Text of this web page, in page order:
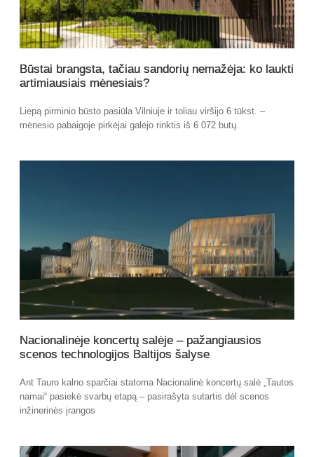
Būstai brangsta, tačiau sandorių nemažėja: ko laukti
artimiausiais mėnesiais?
Liepą pirminio būsto pasiūla Vilniuje ir toliau viršijo 6 tūkst. –
mėnesio pabaigoje pirkėjai galėjo rinktis iš 6 072 butų.
Nacionalinėje koncertų salėje – pažangiausios
scenos technologijos Baltijos šalyse
Ant Tauro kalno sparčiai statoma Nacionalinė koncertų salė „Tautos
namai“ pasiekė svarbų etapą – pasirašyta sutartis dėl scenos
inžinerinės įrangos